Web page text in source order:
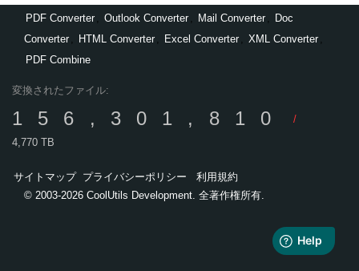
PDF Converter Outlook Converter Mail Converter
Doc
Converter
HTML Converter Excel Converter XML Converter
PDF Combine
変換されたファイル:
156,301,810
/
4,770 TB
サイトマップ プライバシーポリシー
利用規約
© 2003-2026 CoolUtils Development. 全著作権所有.